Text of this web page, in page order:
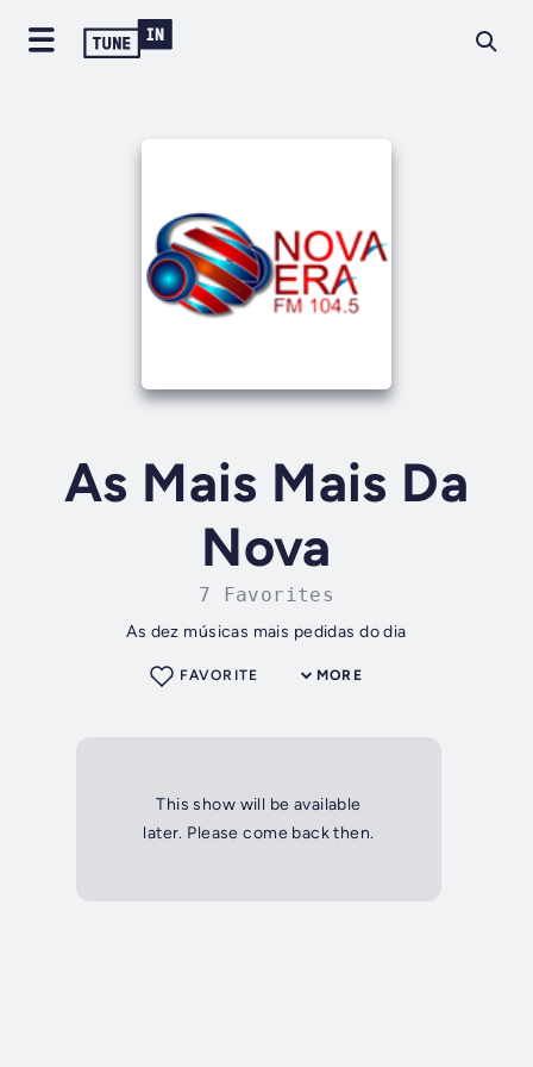
As Mais Mais Da
Nova
7 Favorites
As dez músicas mais pedidas do dia
MORE
FAVORITE
This show will be available
later. Please come back then.